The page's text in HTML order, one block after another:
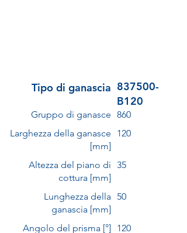
Tipo di ganascia 837500-
B120
Gruppo di ganasce 860
Larghezza della ganasce
[mm]
120
Altezza del piano di
cottura [mm]
35
Lunghezza della
ganascia [mm]
50
Angolo del prisma [°] 120